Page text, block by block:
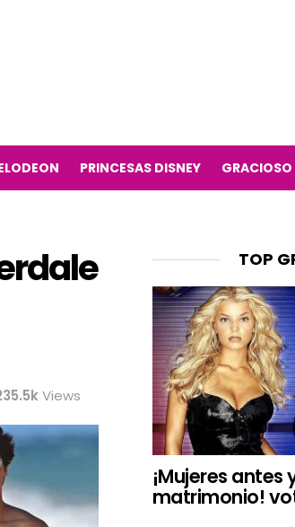
PRINCESAS DISNEY GRACIOSO
Views
TOP
¡Mujeres antes
matrimonio!